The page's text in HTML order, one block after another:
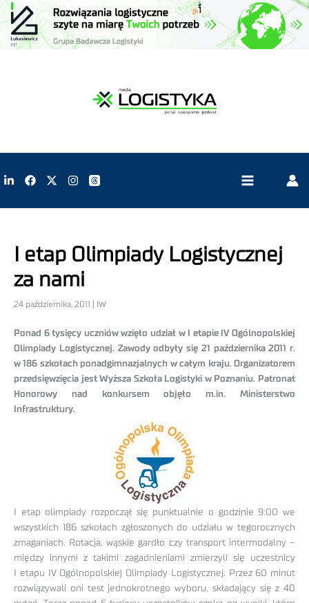
I etap Olimpiady Logistycznej
za nami
24 października, 2011 | IW
Ponad 6 tysięcy uczniów wzięło udział w I etapie IV Ogólnopolskiej
Olimpiady Logistycznej. Zawody odbyły się 21 października 2011 r.
w 186 szkołach ponadgimnazjalnych w całym kraju. Organizatorem
przedsięwzięcia jest Wyższa Szkoła Logistyki w Poznaniu. Patronat
Honorowy nad konkursem objęło m.in. Ministerstwo
Infrastruktury.
I etap olimpiady rozpoczął się punktualnie o godzinie 9:00 we
wszystkich 186 szkołach zgłoszonych do udziału w tegorocznych
zmaganiach. Rotacja, wąskie gardło czy transport intermodalny –
między innymi z takimi zagadnieniami zmierzyli się uczestnicy
I etapu IV Ogólnopolskiej Olimpiady Logistycznej. Przez 60 minut
rozwiązywali oni test jednokrotnego wyboru, składający się z 40